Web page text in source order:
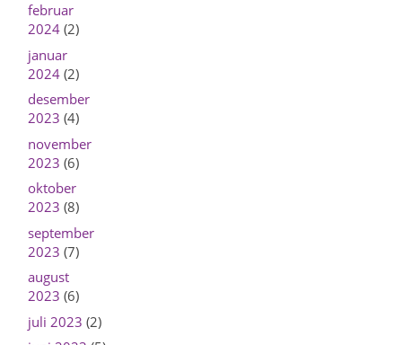
februar
2024(2)
januar
2024(2)
desember
2023 (4)
november
2023 (6)
oktober
2023 (8)
september
2023 (7)
august
2023 (6)
juli 2023 (2)